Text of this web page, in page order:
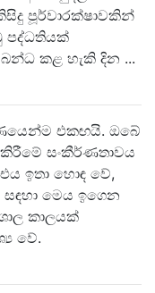
පූර්වාරක්ෂාවකින්
පද්ධතියක්
කළ හැකි දින ...
එකඟයි. ඔබේ
සංකීර්ණතාවය
ඉතා හොඳ වේ,
මෙය ඉගෙන
කාලයක්
වේ.